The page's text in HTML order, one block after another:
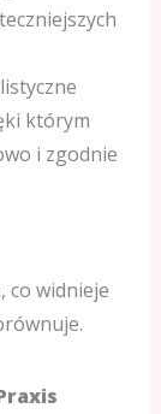
którym
i zgodnie
co widnieje